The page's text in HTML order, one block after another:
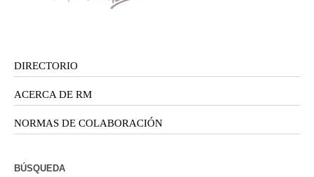
DIRECTORIO
ACERCA DE RM
NORMAS DE COLABORACIÓN
BÚSQUEDA